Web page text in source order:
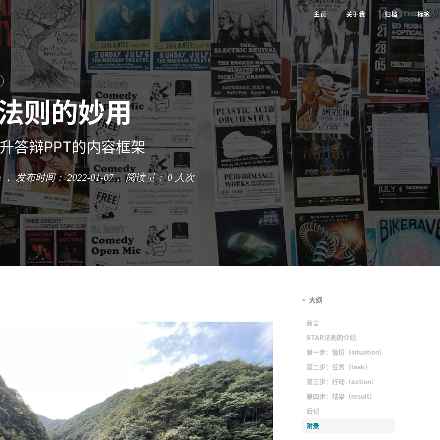
主页 关于我 归档 标签
则的妙用
答辩PPT的内容框架
发布时间： 2022-01-07，阅读量： 0 人次
大纲
前言
STAR法则的介绍
第一步：情境（situation）
第二步：任务（task）
第三步：行动（action）
第四步：结果（result）
后记
附录